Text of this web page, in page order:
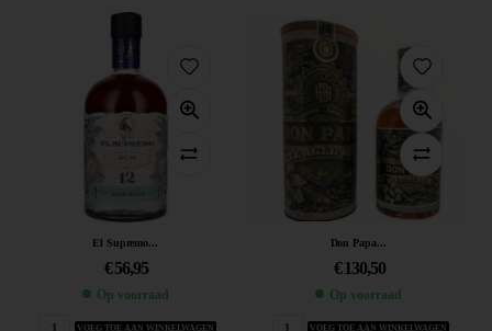
El Supremo...
€56,95
Op voorraad
VOEG TOE AAN WINKELWAGEN
Don Papa...
€ 130,50
Op voorraad
VOEG TOE AAN WINKELWAGEN